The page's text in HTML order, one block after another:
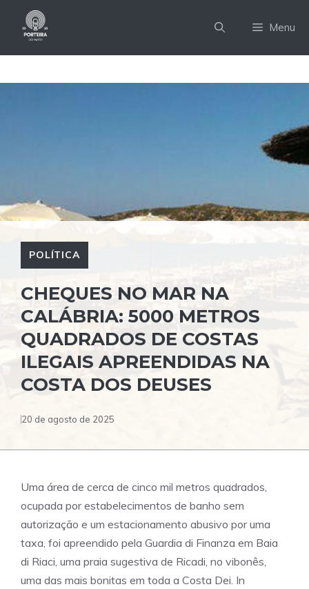
Menu
POLÍTICA
CHEQUES NO MAR NA
CALÁBRIA: 5000 METROS
QUADRADOS DE COSTAS
ILEGAIS APREENDIDAS NA
COSTA DOS DEUSES
20 de agosto de 2025
Uma área de cerca de cinco mil metros quadrados,
ocupada por estabelecimentos de banho sem
autorização e um estacionamento abusivo por uma
taxa, foi apreendido pela Guardia di Finanza em Baia
di Riaci, uma praia sugestiva de Ricadi, no vibonês,
uma das mais bonitas em toda a Costa Dei. In